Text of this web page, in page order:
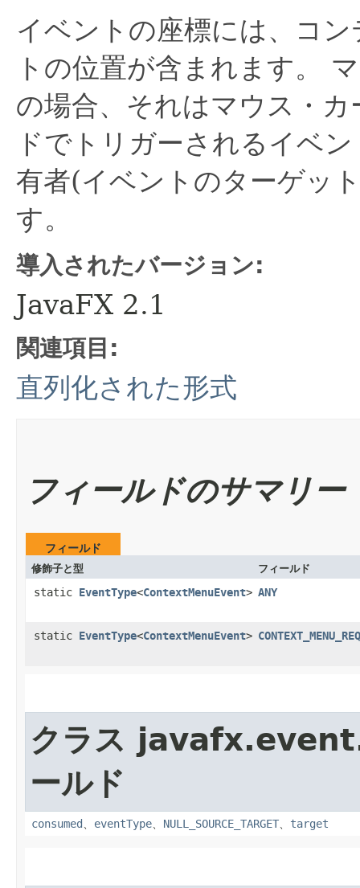
イベントの座標には、コ
トの位置が含まれます。
の場合、それはマウス・
ドでトリガーされるイベ
有者(イベントのターゲッ
す。
導入されたバージョン:
JavaFX 2.1
関連項目:
直列化された形式
フィールドのサマリー
フィールド
修飾子と型 フィールド
static EventType<ContextMenuEvent> ANY
static EventType<ContextMenuEvent>
クラス
ールド
consumed、 eventType、 NULL_SOURCE_TARGET、 target